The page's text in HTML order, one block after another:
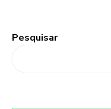
Pesquisar